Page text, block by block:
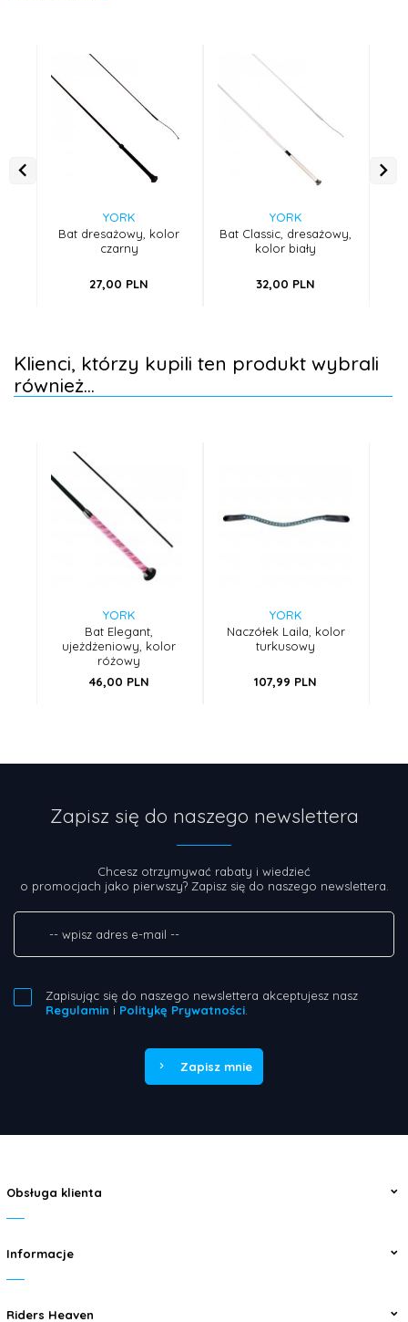
YORK
Bat dresażowy, kolor
czarny
27,00 PLN
YORK
Bat Classic, dresażowy,
kolor biały
32,00 PLN
Klienci, którzy kupili ten produkt wybrali
również...
YORK
Bat Elegant,
ujeżdżeniowy, kolor
różowy
46,00 PLN
YORK
Naczółek Laila, kolor
turkusowy
107,99 PLN
Zapisz się do naszego newslettera
Chcesz otrzymywać rabaty i wiedzieć
o promocjach jako pierwszy? Zapisz się do naszego newslettera.
Zapisując się do naszego newslettera akceptujesz nasz
Regulamin i Politykę Prywatności
Zapisz mnie
Obsługa klienta
Informacje
Riders Heaven